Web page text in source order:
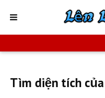
Tìm diện tích